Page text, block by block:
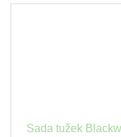
Sada tužek